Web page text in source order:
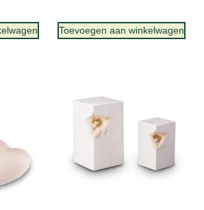
Toevoegen aan winkelwagen